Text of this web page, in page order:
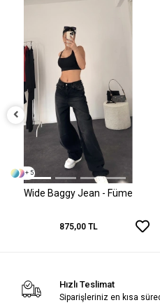
+ 5
Wide Baggy Jean - Füme
875,00 TL
Hızlı Teslimat
Siparişleriniz en kısa